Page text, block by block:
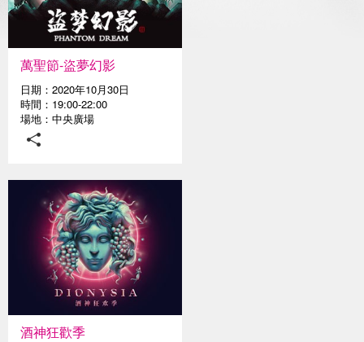
萬聖節-盜夢幻影
日期：2020年10月30日
時間：19:00-22:00
場地：中央廣場
酒神狂歡季